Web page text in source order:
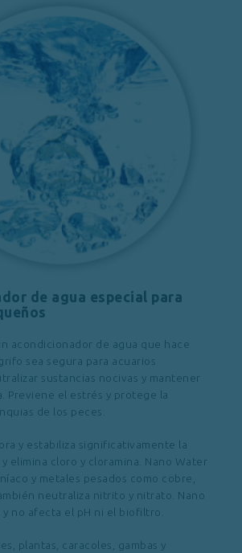
de agua especial para
acondicionador de agua que hace
sea segura para acuarios
sustancias nocivas y mantener
Previene el estrés y protege la
de los peces.
y estabiliza significativamente la
elimina cloro y cloramina. Nano Water
y metales pesados como cobre,
neutraliza nitrito y nitrato. Nano
no afecta el pH ni el biofiltro.
plantas, caracoles, gambas y